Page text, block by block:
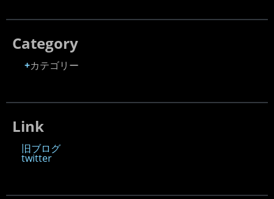
Category
カテゴリー
Link
旧ブログ
twitter